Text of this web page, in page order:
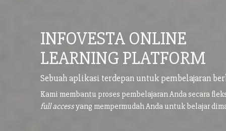
INFOVESTA ONLINE
LEARNING PLATFORM
Sebuah aplikasi terdepan untuk pembelajaran
Kami membantu proses pembelajaran Anda secara
full accessyang mempermudah Anda untuk belajar